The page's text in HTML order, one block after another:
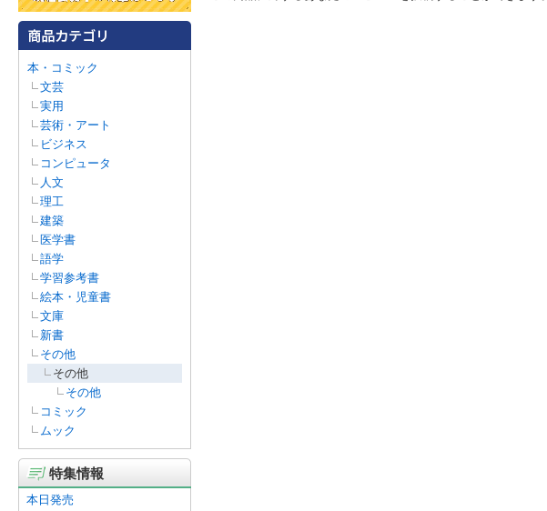
本・コミック
文芸
実用
芸術・アート
ビジネス
コンピュータ
人文
理工
建築
医学書
語学
学習参考書
絵本・児童書
文庫
新書
その他
その他
その他
コミック
ムック
特集情報
本日発売